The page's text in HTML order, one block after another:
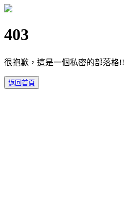
403
很抱歉，這是一個私密的部落格!!
返回首頁